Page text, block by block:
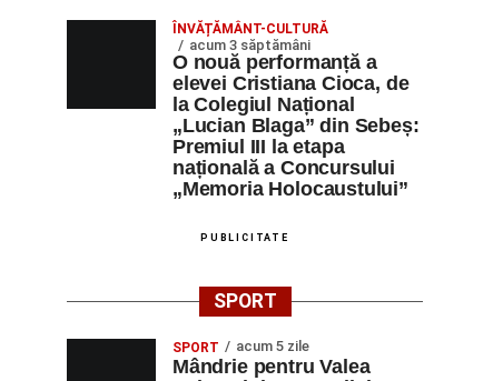
ÎNVĂȚĂMÂNT-CULTURĂ
acum 3 săptămâni
O nouă performanță a
elevei Cristiana Cioca, de
la Colegiul Național
„Lucian Blaga” din Sebeș:
Premiul III la etapa
națională a Concursului
„Memoria Holocaustului”
PUBLICITATE
SPORT
SPORT acum 5 zile
Mândrie pentru Valea